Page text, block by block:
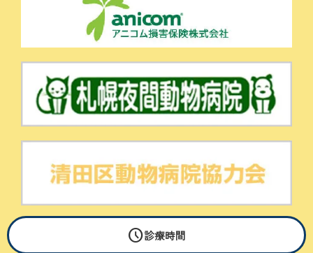
© Sugiura Pet Clinic All Rights Reserved.
schedule診療時間